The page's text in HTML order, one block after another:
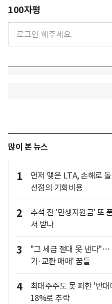
100자평
많이 본 뉴스
1
먼저 맺은 LTA, 손해로
선점의 기회비용
2
추석 전 '민생지원금' 또
서 받나
3
"그 세금 절대 못 낸다"…
기·교환 매매' 꿈틀
4
최대주주도 못 피한 '반
18%로 추락